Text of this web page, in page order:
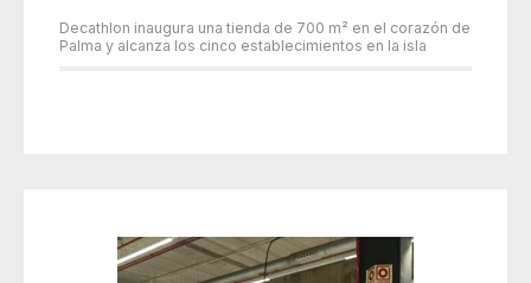
Decathlon inaugura una tienda de 700 m² en el corazón de
Palma y alcanza los cinco establecimientos en la isla